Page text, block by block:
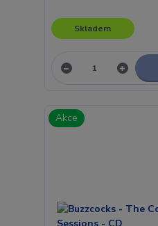
Skladem
Akce